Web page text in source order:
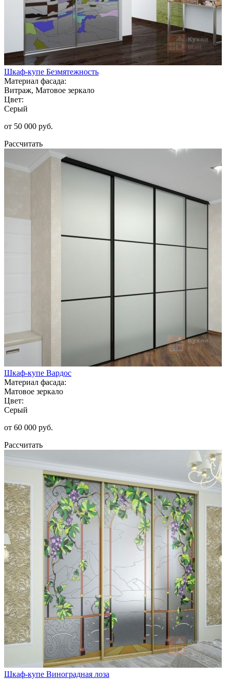
Шкаф-купе Безмятежность
Материал фасада:
Витраж, Матовое зеркало
Цвет:
Серый
от 50 000 руб.
Рассчитать
Шкаф-купе Вардос
Материал фасада:
Матовое зеркало
Цвет:
Серый
от 60 000 руб.
Рассчитать
Шкаф-купе Виноградная лоза